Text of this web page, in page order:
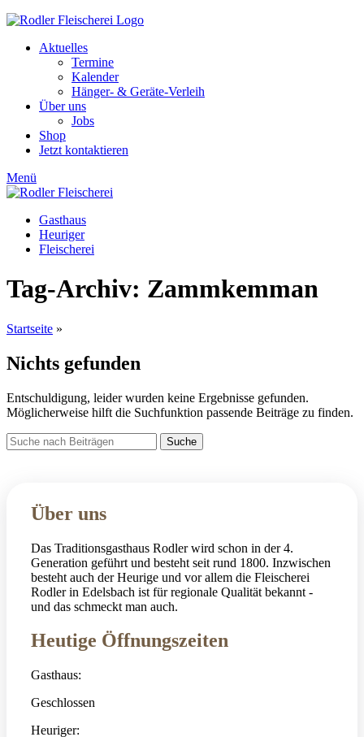
Aktuelles
Termine
Kalender
Hänger- & Geräte-Verleih
Über uns
Jobs
Shop
Jetzt kontaktieren
Menü
Gasthaus
Heuriger
Fleischerei
Tag-Archiv: Zammkemman
Startseite »
Nichts gefunden
Entschuldigung, leider wurden keine Ergebnisse gefunden.
Möglicherweise hilft die Suchfunktion passende Beiträge zu finden.
Suche
Über uns
Das Traditionsgasthaus Rodler wird schon in der 4.
Generation geführt und besteht seit rund 1800. Inzwischen
besteht auch der Heurige und vor allem die Fleischerei
Rodler in Edelsbach ist für regionale Qualität bekannt -
und das schmeckt man auch.
Heutige Öffnungszeiten
Gasthaus:
Geschlossen
Heuriger: